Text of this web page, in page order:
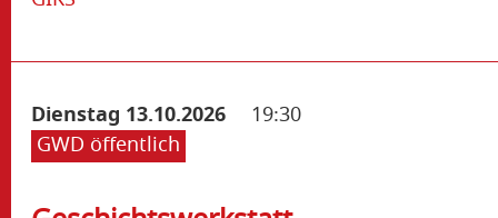
Dienstag 13.10.2026
19:30
GWD öffentlich